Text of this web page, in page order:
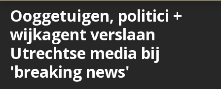
Ooggetuigen, politici +
wijkagent verslaan
Utrechtse media bij
'breaking news'